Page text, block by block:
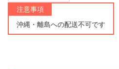
注意事項
沖縄・離島への配送不可です